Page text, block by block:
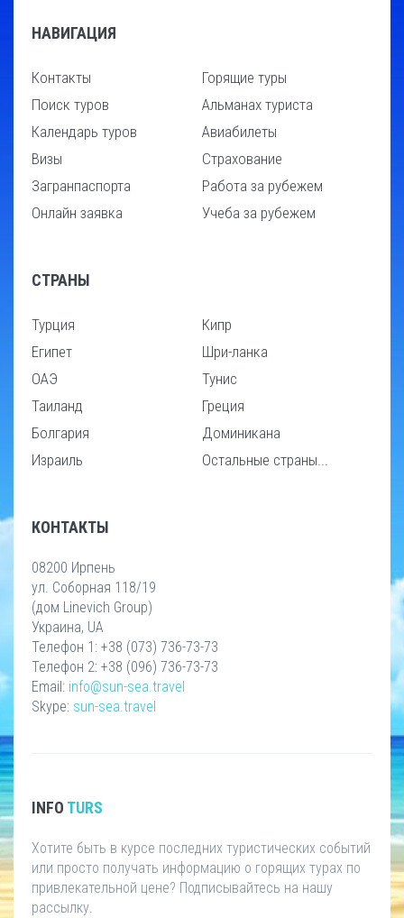
НАВИГАЦИЯ
Контакты
Поиск туров
Календарь туров
Визы
Загранпаспорта
Онлайн заявка
Горящие туры
Альманах туриста
Авиабилеты
Страхование
Работа за рубежем
Учеба за рубежем
СТРАНЫ
Турция
Египет
ОАЭ
Таиланд
Болгария
Израиль
Кипр
Шри-ланка
Тунис
Греция
Доминикана
Остальные страны...
КОНТАКТЫ
08200 Ирпень
ул. Соборная 118/19
(дом Linevich Group)
Украина, UA
Телефон 1: +38 (073) 736-73-73
Телефон 2: +38 (096) 736-73-73
Email: info@sun-sea.travel
Skype: sun-sea.travel
INFO TURS
Хотите быть в курсе последних туристических событий
или просто получать информацию о горящих турах по
привлекательной цене? Подписывайтесь на нашу
рассылку.